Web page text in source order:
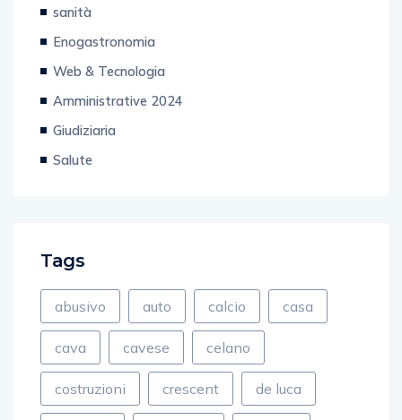
sanità
Enogastronomia
Web & Tecnologia
Amministrative 2024
Giudiziaria
Salute
Tags
abusivo auto calcio casa
cava cavese celano
costruzioni crescent de luca